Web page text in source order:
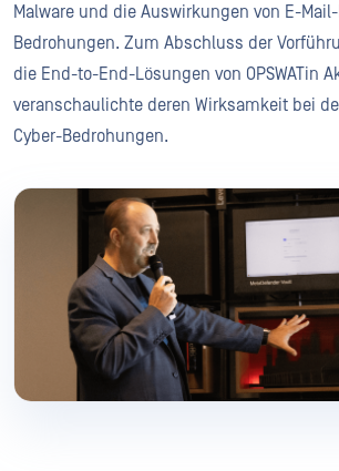
Malware und die Auswirkungen von E-
Bedrohungen. Zum Abschluss der
die End-to-End-Lösungen von OPSWATin
veranschaulichte deren Wirksamkeit bei
Cyber-Bedrohungen.